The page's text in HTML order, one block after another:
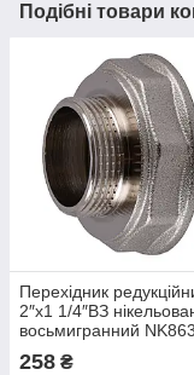
Подібні товари
Перехідник
2″х1 1/4″ВЗ
восьмигранний
258 ₴